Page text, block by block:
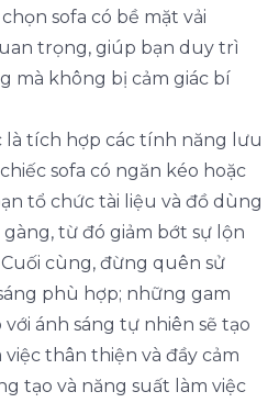
sofa có bề mặt vải
trọng, giúp bạn duy trì
mà không bị cảm giác bí
là tích hợp các tính năng lưu
sofa có ngăn kéo hoặc
tổ chức tài liệu và đồ dùng
từ đó giảm bớt sự lộn
cùng, đừng quên sử
phù hợp; những gam
ánh sáng tự nhiên sẽ tạo
thân thiện và đầy cảm
tạo và năng suất làm việc